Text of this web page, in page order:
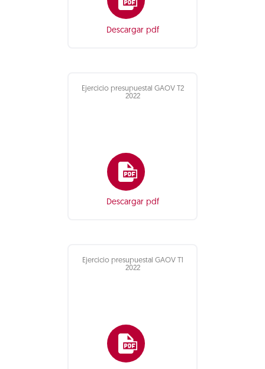
Descargar pdf
Ejercicio presupuestal GAOV T2
2022
Descargar pdf
Ejercicio presupuestal GAOV T1
2022